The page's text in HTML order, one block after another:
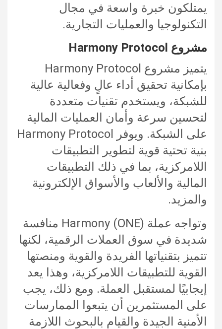
يمتلكون خبرة واسعة في مجال
التكنولوجيا والعمليات التجارية.
مشروع Harmony Protocol
يتميز مشروع Harmony Protocol
بإمكانية تحقيق أداء عالٍ وفعالية عالية
للشبكة، ويستخدم تقنيات متعددة
لتحسين سرعة وأمان العمليات المالية
على الشبكة. ويوفر Harmony Protocol
بنية تحتية قوية لتطوير التطبيقات
اللامركزية، بما في ذلك التطبيقات
المالية والألعاب والأسواق الإلكترونية
والمزيد.
وتواجه عملة Harmony (ONE) منافسة
شديدة في سوق العملات الرقمية، لكنها
تتميز بتقنياتها الفريدة والقوية ومنصتها
القوية للتطبيقات اللامركزية، وهذا يعد
إيجابيًا لمستقبل العملة. ومع ذلك، يجب
على المستثمرين أن يتبعوا الممارسات
الأمنية الجيدة والقيام بالبحوث اللازمة